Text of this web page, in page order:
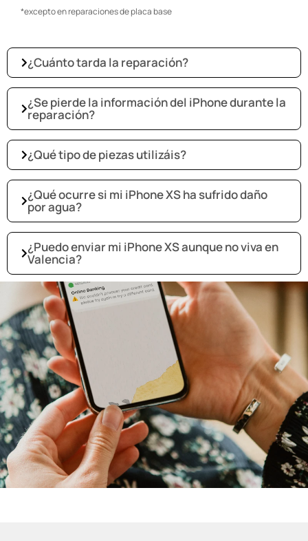
*excepto en reparaciones de placa base
¿Cuánto tarda la reparación?
¿Se pierde la información del iPhone durante la
reparación?
¿Qué tipo de piezas utilizáis?
¿Qué ocurre si mi iPhone XS ha sufrido daño
por agua?
¿Puedo enviar mi iPhone XS aunque no viva en
Valencia?